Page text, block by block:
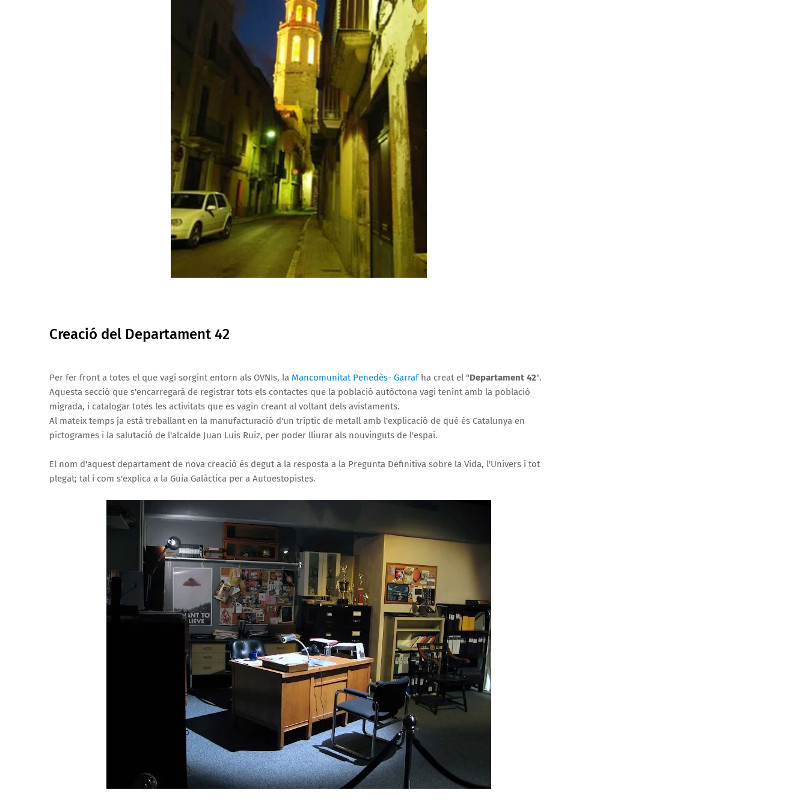
Creació del Departament 42
Per fer front a totes el que vagi sorgint entorn als OVNIs, la Mancomunitat Penedès- Garrafha creat el "Departament 42".
Aquesta secció que s'encarregarà de registrar tots els contactes que la població autòctona vagi tenint amb la població
migrada, i catalogar totes les activitats que es vagin creant al voltant dels avistaments.
Al mateix temps ja està treballant en la manufacturació d'un tríptic de metall amb l'explicació de què és Catalunya en
pictogrames i la salutació de l'alcalde Juan Luis Ruiz, per poder lliurar als nouvinguts de l'espai.
El nom d'aquest departament de nova creació és degut a la resposta a la Pregunta Definitiva sobre la Vida, l'Univers i tot
plegat; tal i com s'explica a la Guia Galàctica per a Autoestopistes.